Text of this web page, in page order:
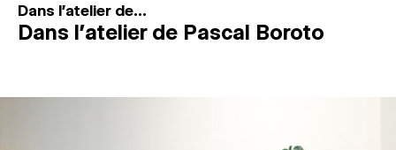
Dans l'atelier de...
Dans l’atelier de Pascal Boroto